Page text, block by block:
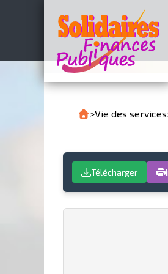
>Vie des services
Télécharger